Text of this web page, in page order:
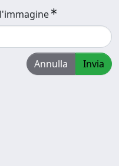
Annulla Invia